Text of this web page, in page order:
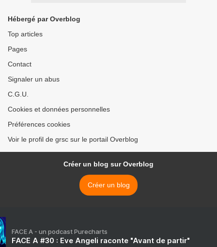
Hébergé par Overblog
Top articles
Pages
Contact
Signaler un abus
C.G.U.
Cookies et données personnelles
Préférences cookies
Voir le profil de grsc sur le portail Overblog
Créer un blog sur Overblog
Créer un blog
FACE A - un podcast Purecharts
FACE A #30 : Eve Angeli raconte "Avant de partir"